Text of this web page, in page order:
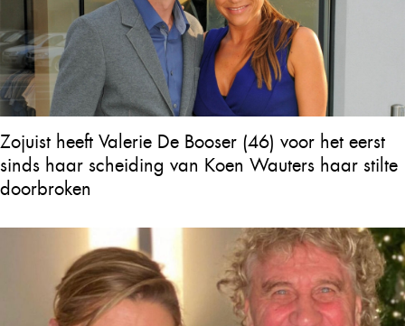
Zojuist heeft Valerie De Booser (46) voor het eerst
sinds haar scheiding van Koen Wauters haar stilte
doorbroken